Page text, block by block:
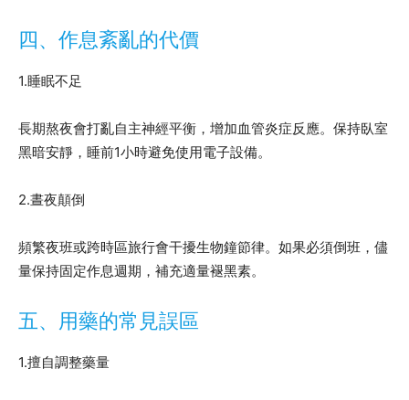
四、作息紊亂的代價
1.睡眠不足
長期熬夜會打亂自主神經平衡，增加血管炎症反應。保持臥室
黑暗安靜，睡前1小時避免使用電子設備。
2.晝夜顛倒
頻繁夜班或跨時區旅行會干擾生物鐘節律。如果必須倒班，儘
量保持固定作息週期，補充適量褪黑素。
五、用藥的常見誤區
1.擅自調整藥量